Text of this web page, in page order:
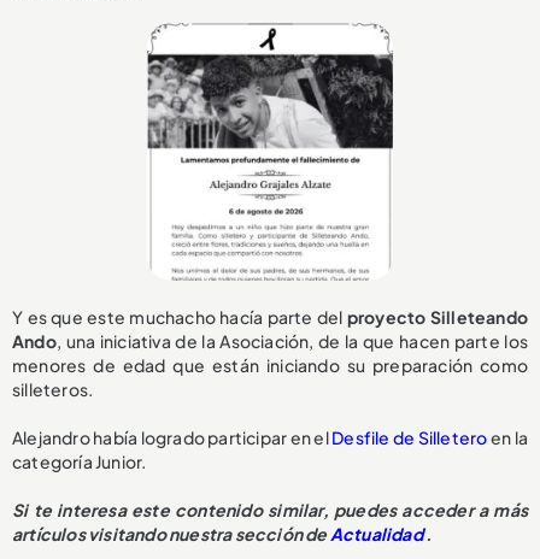
Y es que este muchacho hacía parte del proyecto Silleteando
Ando, una iniciativa de la Asociación, de la que hacen parte los
menores de edad que están iniciando su preparación como
silleteros.
Alejandro había logrado participar en elDesfile de Silleteroen la
categoría Junior.
Si te interesa este contenido similar, puedes acceder a más
artículos visitando nuestra sección deActualidad.